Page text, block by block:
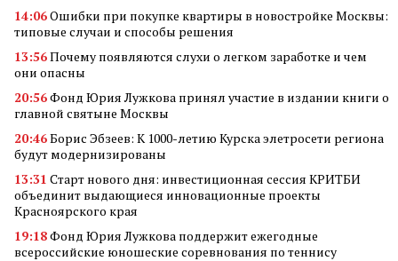
14:06Ошибки при покупке квартиры в новостройке Москвы:
типовые случаи и способы решения
13:56Почему появляются слухи о легком заработке и чем
они опасны
20:56Фонд Юрия Лужкова принял участие в издании книги о
главной святыне Москвы
20:46Борис Эбзеев: К 1000-летию Курска элетросети региона
будут модернизированы
13:31 Старт нового дня: инвестиционная сессия КРИТБИ
объединит выдающиеся инновационные проекты
Красноярского края
19:18Фонд Юрия Лужкова поддержит ежегодные
всероссийские юношеские соревнования по теннису